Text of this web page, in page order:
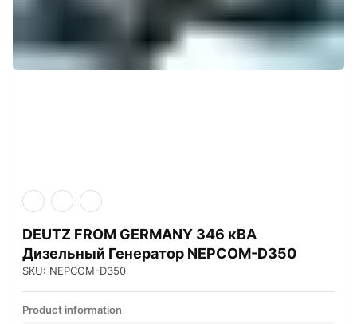
DEUTZ FROM GERMANY 346 кВА
Дизельный Генератор NEPCOM-D350
SKU: NEPCOM-D350
Product information